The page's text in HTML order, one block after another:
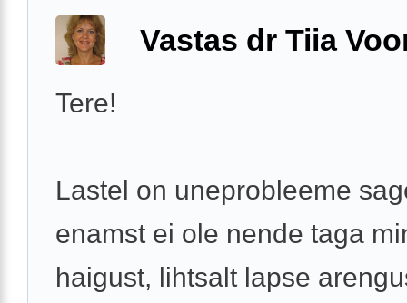
Vastas dr Tiia
Tere!
Lastel on uneprobleeme
enamst ei ole nende taga
haigust, lihtsalt lapse